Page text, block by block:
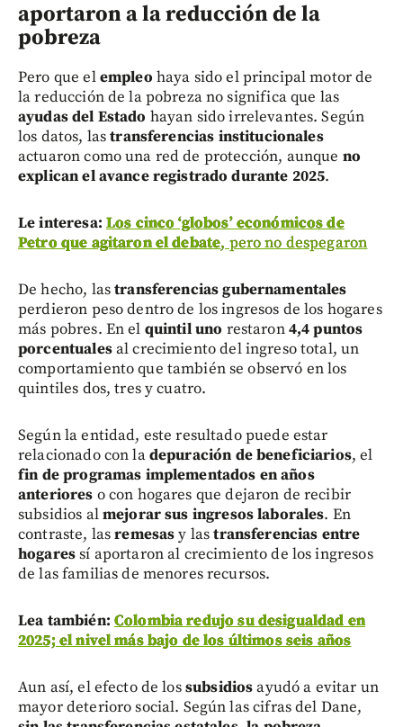
aportaron a la reducción de la
pobreza
Pero que elempleo haya sido el principal motor de
la reducción de la pobreza no significa que las
ayudas del Estado hayan sido irrelevantes. Según
los datos, lastransferencias institucionales
actuaron como una red de protección, aunque no
explican el avance registrado durante 2025.
Le interesa: Los cinco ‘globos’ económicos de
Petro que agitaron el debate, pero no despegaron
De hecho, lastransferencias gubernamentales
perdieron peso dentro de los ingresos de los hogares
más pobres. En el quintil uno restaron4,4 puntos
porcentualesal crecimiento del ingreso total, un
comportamiento que también se observó en los
quintiles dos, tres y cuatro.
Según la entidad, este resultado puede estar
relacionado con ladepuración de beneficiarios, el
fin de programas implementados en años
anteriores o con hogares que dejaron de recibir
subsidios almejorar sus ingresos laborales. En
contraste, lasremesasy lastransferencias entre
hogaressí aportaron al crecimiento de los ingresos
de las familias de menores recursos.
Lea también: Colombia redujo su desigualdad en
2025; el nivel más bajo de los últimos seis años
Aun así, el efecto de lossubsidiosayudó a evitar un
mayor deterioro social. Según las cifras del Dane,